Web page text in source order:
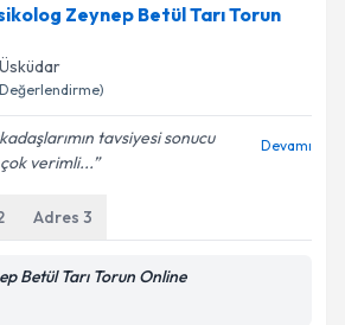
Dr. Nuran Korkmaziçin randevu
Size bu uzmandan randevu
takvim hazırlandığında e-posta ile
işlenmesine ilişkinAydınlatma
ve kişisel verilerimin belirtilen
Zeynep Betül Tarı Torun
Üsküdar
Değerlendirme)
tavsiyesi sonucu
verimli...
Devamı
Adres 3
Betül Tarı Torun Online